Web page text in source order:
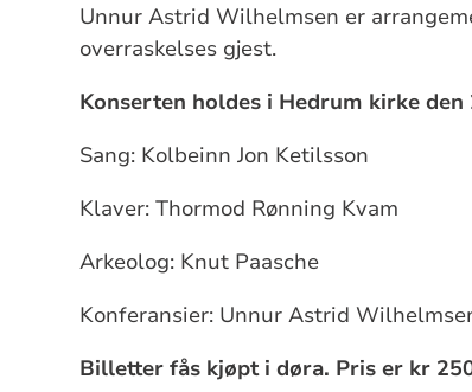
Unnur Astrid Wilhelmsen er
overraskelses gjest.
Konserten holdes i Hedrum kirke
Sang: Kolbeinn Jon Ketilsson
Klaver: Thormod Rønning Kvam
Arkeolog: Knut Paasche
Konferansier: Unnur Astrid
Billetter fås kjøpt i døra. Pris er kr